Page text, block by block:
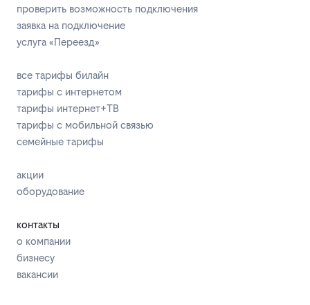
проверить возможность подключения
заявка на подключение
услуга «Переезд»
все тарифы билайн
тарифы с интернетом
тарифы интернет+ТВ
тарифы с мобильной связью
семейные тарифы
акции
оборудование
контакты
о компании
бизнесу
вакансии